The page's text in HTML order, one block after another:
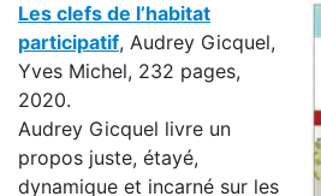
Les clefs de l’habitat
participatif, Audrey Gicquel,
Yves Michel, 232 pages,
2020.
Audrey Gicquel livre un
propos juste, étayé,
dynamique et incarné sur les